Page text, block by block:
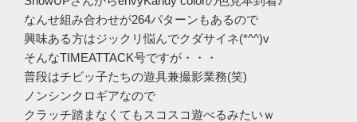
なんせ組み合わせが264パターンもあるので
興味ある方はジックリ悩んでクダサイネ(*^^)v
そんなTIMEATTACK号ですが・・・
普段はチビッ子たちの遊具兼撮影業務(笑)
ノンシンクロギアなので
クラッチ踏まなくてもスコスコ遊べるみたいｗ